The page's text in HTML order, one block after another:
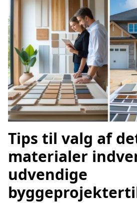
Tips til valg af
materialer
udvendige